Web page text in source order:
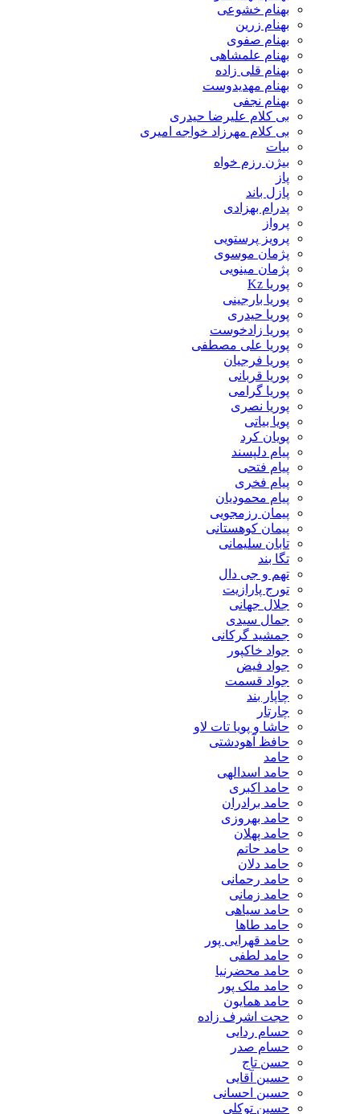
بهنام خشوعی
بهنام زرین
بهنام صفوی
بهنام علمشاهی
بهنام قلی زاده
بهنام مهدیدوست
بهنام نجفی
بی کلام علیرضا حیدری
بی کلام مهرزاد خواجه امیری
بیات
بیژن رزم خواه
پاز
پازل باند
پدرام بهزادی
پرواز
پرویز پرستویی
پژمان موسوی
پژمان مینویی
پوریا Kz
پوریا بارجینی
پوریا حیدری
پوریا زادخوست
پوریا علی مصطفی
پوریا فرجیان
پوریا قربانی
پوریا گرامی
پوریا نصری
پویا بیاتی
پویان کرد
پیام دلپسند
پیام فتحی
پیام فخری
پیام محمودیان
پیمان رزمجویی
پیمان کوهستانی
تابان سلیمانی
تگا بند
تهم و جی دال
تورج پارازیت
جلال جهانی
جمال سیدی
جمشید گرکانی
جواد خاکپور
جواد فیض
جواد قسمت
چاپار بند
چارتار
حاشا و پویا تات لاو
حافظ آهودشتی
حامد
حامد اسدالهی
حامد اکبری
حامد برادران
حامد بهروزی
حامد پهلان
حامد حاتم
حامد دلان
حامد رحمانی
حامد زمانی
حامد سیاهی
حامد طاها
حامد قهرایی پور
حامد لطفی
حامد محضرنیا
حامد ملک پور
حامد همایون
حجت اشرف زاده
حسام ردایی
حسام صدر
حسن تاج
حسین آقایی
حسین احسانی
حسین توکلی